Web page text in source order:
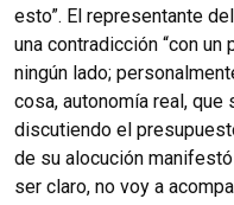
esto”. El representante
una contradicción “con un
ningún lado;
cosa, autonomía real, que
discutiendo el
de su alocución
ser claro, no voy a